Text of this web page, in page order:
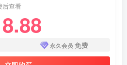
后查看
8.88
永久会员 免费